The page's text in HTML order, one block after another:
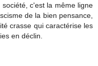
c'est la même ligne
de la bien pensance,
crasse qui caractérise les
en déclin.